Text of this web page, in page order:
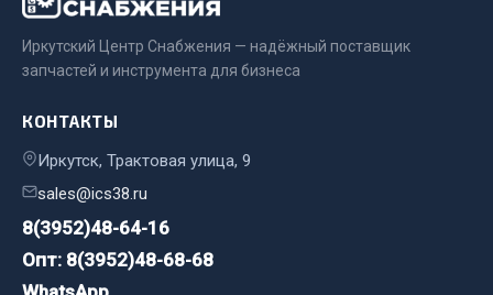
Сварочные материалы
Весь раздел
Весь раздел
Подшипники
Иркутский Центр Снабжения — надёжный поставщик
запчастей и инструмента для бизнеса
КОНТАКТЫ
Иркутск, Трактовая улица, 9
sales@ics38.ru
8(3952)48-64-16
Опт: 8(3952)48-68-68